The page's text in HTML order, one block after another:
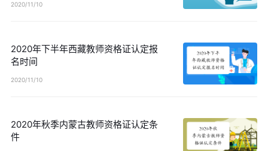
2020/11/10
2020年下半年西藏教师资格证认定报
名时间
2020/11/10
2020年秋季内蒙古教师资格证认定条
件